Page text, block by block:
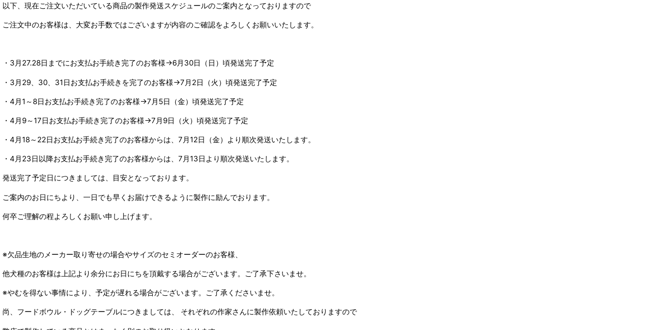
以下、現在ご注文いただいている商品の製作発送スケジュールのご案内となっておりますので
ご注文中のお客様は、大変お手数ではございますが内容のご確認をよろしくお願いいたします。
・3月27.28日までにお支払お手続き完了のお客様→6月30日（日）頃発送完了予定
・3月29、30、31日お支払お手続きを完了のお客様→7月2日（火）頃発送完了予定
・4月1～8日お支払お手続き完了のお客様→7月5日（金）頃発送完了予定
・4月9～17日お支払お手続き完了のお客様→7月9日（火）頃発送完了予定
・4月18～22日お支払お手続き完了のお客様からは、7月12日（金）より順次発送いたします。
・4月23日以降お支払お手続き完了のお客様からは、7月13日より順次発送いたします。
発送完了予定日につきましては、目安となっております。
ご案内のお日にちより、一日でも早くお届けできるように製作に励んでおります。
何卒ご理解の程よろしくお願い申し上げます。
※欠品生地のメーカー取り寄せの場合やサイズのセミオーダーのお客様、
他犬種のお客様は上記より余分にお日にちを頂戴する場合がございます。ご了承下さいませ。
※やむを得ない事情により、予定が遅れる場合がございます。ご了承くださいませ。
尚、フードボウル・ドッグテーブルにつきましては、 それぞれの作家さんに製作依頼いたしておりますので